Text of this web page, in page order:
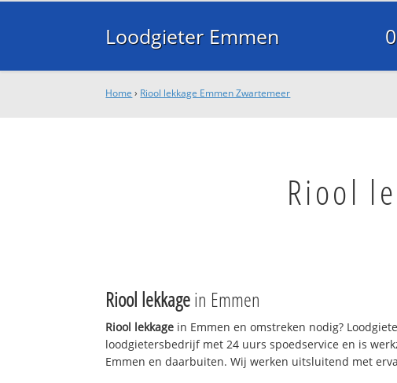
Loodgieter Emmen
Home › Riool lekkage Emmen Zwartemeer
Riool
Riool lekkagein Emmen
Riool lekkage in Emmen en omstreken nodig?
loodgietersbedrijf met 24 uurs spoedservice en is
Emmen en daarbuiten. Wij werken uitsluitend met